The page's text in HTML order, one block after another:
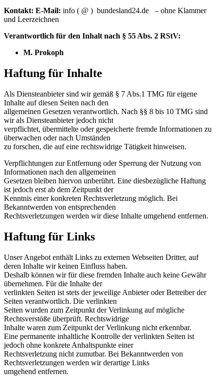
Kontakt: E-Mail: info ( @ ) bundesland24.de – ohne Klammer
und Leerzeichnen
Verantwortlich für den Inhalt nach § 55 Abs. 2 RStV:
M. Prokoph
Haftung für Inhalte
Als Diensteanbieter sind wir gemäß § 7 Abs.1 TMG für eigene
Inhalte auf diesen Seiten nach den
allgemeinen Gesetzen verantwortlich. Nach §§ 8 bis 10 TMG sind
wir als Diensteanbieter jedoch nicht
verpflichtet, übermittelte oder gespeicherte fremde Informationen zu
überwachen oder nach Umständen
zu forschen, die auf eine rechtswidrige Tätigkeit hinweisen.
Verpflichtungen zur Entfernung oder Sperrung der Nutzung von
Informationen nach den allgemeinen
Gesetzen bleiben hiervon unberührt. Eine diesbezügliche Haftung
ist jedoch erst ab dem Zeitpunkt der
Kenntnis einer konkreten Rechtsverletzung möglich. Bei
Bekanntwerden von entsprechenden
Rechtsverletzungen werden wir diese Inhalte umgehend entfernen.
Haftung für Links
Unser Angebot enthält Links zu externen Webseiten Dritter, auf
deren Inhalte wir keinen Einfluss haben.
Deshalb können wir für diese fremden Inhalte auch keine Gewähr
übernehmen. Für die Inhalte der
verlinkten Seiten ist stets der jeweilige Anbieter oder Betreiber der
Seiten verantwortlich. Die verlinkten
Seiten wurden zum Zeitpunkt der Verlinkung auf mögliche
Rechtsverstöße überprüft. Rechtswidrige
Inhalte waren zum Zeitpunkt der Verlinkung nicht erkennbar.
Eine permanente inhaltliche Kontrolle der verlinkten Seiten ist
jedoch ohne konkrete Anhaltspunkte einer
Rechtsverletzung nicht zumutbar. Bei Bekanntwerden von
Rechtsverletzungen werden wir derartige Links
umgehend entfernen.